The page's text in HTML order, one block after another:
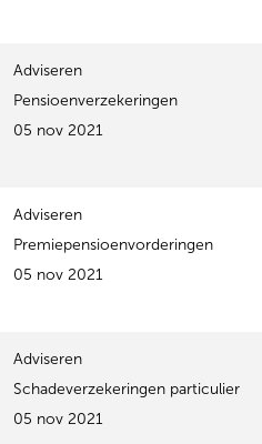
Adviseren
Pensioenverzekeringen
05 nov 2021
Adviseren
Premiepensioenvorderingen
05 nov 2021
Adviseren
Schadeverzekeringen particulier
05 nov 2021